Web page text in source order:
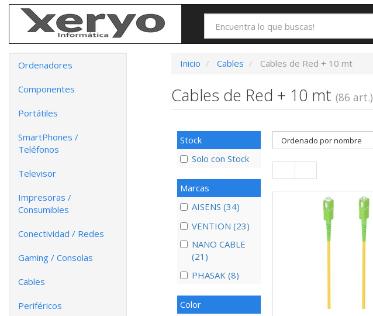
Ordenadores
Componentes
Portátiles
SmartPhones /
Teléfonos
Televisor
Impresoras /
Consumibles
Conectividad / Redes
Gaming / Consolas
Cables
Periféricos
Inicio Cables Cables de Red + 10 mt
Cables de Red + 10 mt (86 art.)
Stock
Solo con Stock
Marcas
AISENS (34)
VENTION (23)
NANO CABLE
(21)
PHASAK (8)
Color